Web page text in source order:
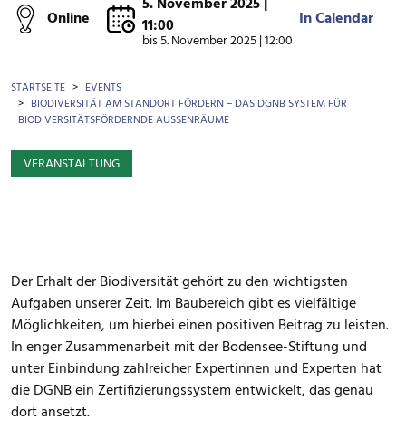
Online
11:00
bis5. November 2025 | 12:00
In Calendar
BROTKRÜMEL
STARTSEITE
EVENTS
BIODIVERSITÄT AM STANDORT FÖRDERN – DAS DGNB SYSTEM FÜR
BIODIVERSITÄTSFÖRDERNDE AUSSENRÄUME
VERANSTALTUNG
Der Erhalt der Biodiversität gehört zu den wichtigsten
Aufgaben unserer Zeit. Im Baubereich gibt es vielfältige
Möglichkeiten, um hierbei einen positiven Beitrag zu leisten.
In enger Zusammenarbeit mit der Bodensee-Stiftung und
unter Einbindung zahlreicher Expertinnen und Experten hat
die DGNB ein Zertifizierungssystem entwickelt, das genau
dort ansetzt.